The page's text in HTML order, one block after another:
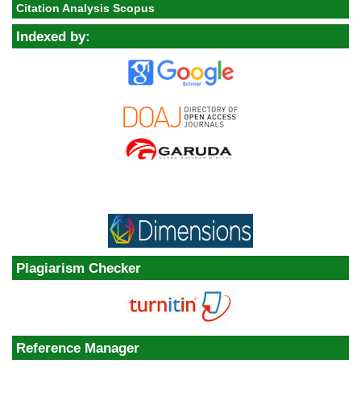
Citation Analysis Scopus
Indexed by:
Plagiarism Checker
Reference Manager